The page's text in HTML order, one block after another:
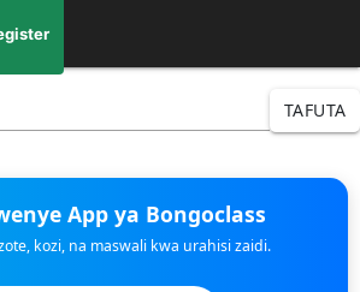
TAFUTA
App ya Bongoclass
kozi, na maswali kwa urahisi zaidi.